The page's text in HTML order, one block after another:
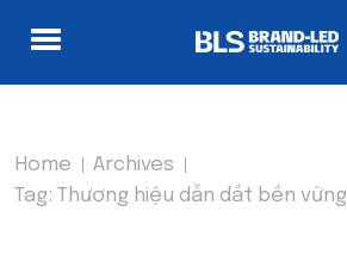
Home
Archives
Tag: Thương hiệu dẫn dắt bền vững